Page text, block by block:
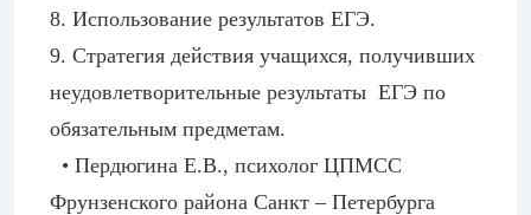
8. Использование результатов ЕГЭ.
9. Стратегия действия учащихся, получивших
неудовлетворительные результаты ЕГЭ по
обязательным предметам.
• Пердюгина Е.В., психолог ЦПМСС
Фрунзенского района Санкт – Петербурга